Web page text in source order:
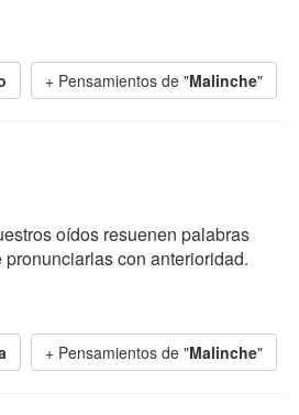
+ Pensamientos de "Malinche"
oídos resuenen palabras
con anterioridad.
+ Pensamientos de "Malinche"